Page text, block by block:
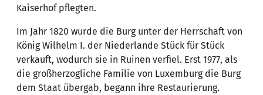
Kaiserhof pflegten.
Im Jahr 1820 wurde die Burg unter der Herrschaft von
König Wilhelm I. der Niederlande Stück für Stück
verkauft, wodurch sie in Ruinen verfiel. Erst 1977, als
die großherzogliche Familie von Luxemburg die Burg
dem Staat übergab, begann ihre Restaurierung.